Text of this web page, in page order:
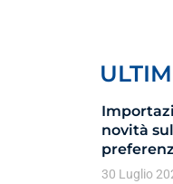
novità
30 Luglio